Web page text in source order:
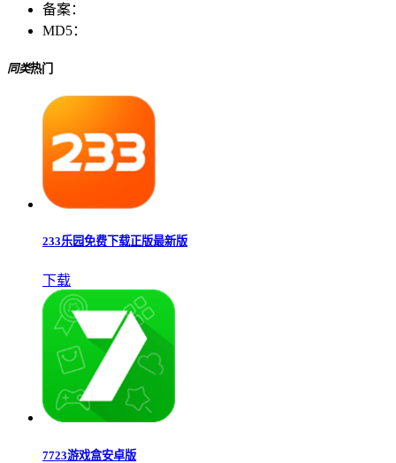
备案：
MD5：
同类热门
233乐园免费下载正版最新版
下载
7723游戏盒安卓版